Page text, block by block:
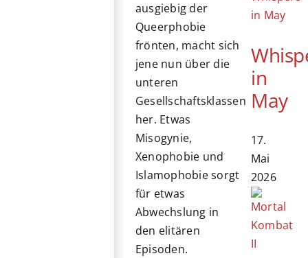
ausgiebig der
Queerphobie
frönten, macht sich
jene nun über die
unteren
Gesellschaftsklassen
her. Etwas
Misogynie,
Xenophobie und
Islamophobie sorgt
für etwas
Abwechslung in
den elitären
Episoden.
in
May
17.
Mai
2026